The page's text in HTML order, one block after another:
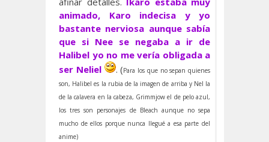
animado, Karo indecisa y yo
bastante nerviosa aunque sabía
que si Nee se negaba a ir de
Halibel yo no me vería obligada a
ser Neliel
. (Para los que no sepan quienes
son, Halibel es la rubia de la imagen de arriba y Nel la
de la calavera en la cabeza, Grimmjow el de pelo azul,
los tres son personajes de Bleach aunque no sepa
mucho de ellos porque nunca llegué a esa parte del
anime)